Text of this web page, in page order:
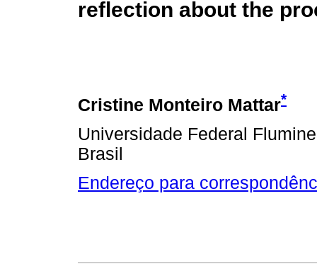
reflection about the
Cristine Monteiro Mattar*
Universidade Federal
Brasil
Endereço para